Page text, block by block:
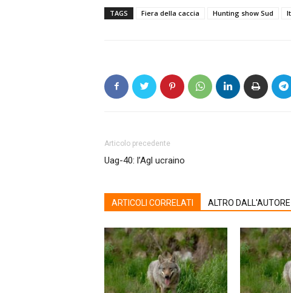
TAGS Fiera della caccia Hunting show Sud
Articolo precedente
Uag-40: l’Agl ucraino
ARTICOLI CORRELATI ALTRO DALL'AUTORE